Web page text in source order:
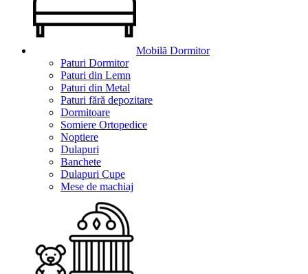
Mobilă Dormitor
Paturi Dormitor
Paturi din Lemn
Paturi din Metal
Paturi fără depozitare
Dormitoare
Somiere Ortopedice
Noptiere
Dulapuri
Banchete
Dulapuri Cupe
Mese de machiaj